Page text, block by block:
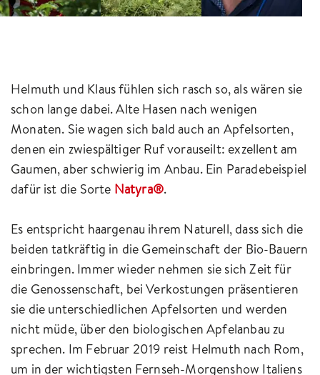
Helmuth und Klaus fühlen sich rasch so, als wären sie
schon lange dabei. Alte Hasen nach wenigen
Monaten. Sie wagen sich bald auch an Apfelsorten,
denen ein zwiespältiger Ruf vorauseilt: exzellent am
Gaumen, aber schwierig im Anbau. Ein Paradebeispiel
dafür ist die Sorte Natyra®.
Es entspricht haargenau ihrem Naturell, dass sich die
beiden tatkräftig in die Gemeinschaft der Bio-Bauern
einbringen. Immer wieder nehmen sie sich Zeit für
die Genossenschaft, bei Verkostungen präsentieren
sie die unterschiedlichen Apfelsorten und werden
nicht müde, über den biologischen Apfelanbau zu
sprechen. Im Februar 2019 reist Helmuth nach Rom,
um in der wichtigsten Fernseh-Morgenshow Italiens